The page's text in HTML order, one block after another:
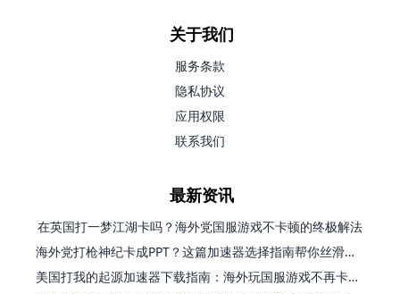
关于我们
服务条款
隐私协议
应用权限
联系我们
最新资讯
在英国打一梦江湖卡吗？海外党国服游戏不卡顿的终极解法
海外党打枪神纪卡成PPT？这篇加速器选择指南帮你丝滑上分
美国打我的起源加速器下载指南：海外玩国服游戏不再卡的终极方案